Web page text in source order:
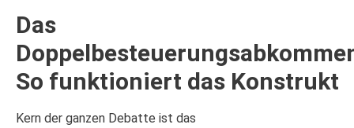
Das
So funktioniert das Konstrukt
Kern der ganzen Debatte ist das